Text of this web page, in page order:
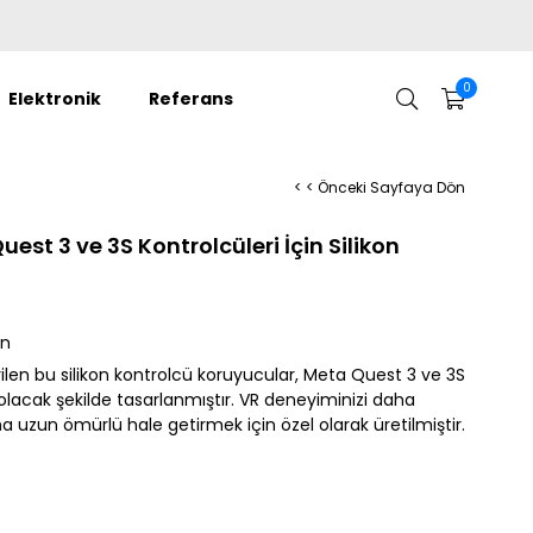
0
Elektronik Referans
< < Önceki Sayfaya Dön
3 ve 3S Kontrolcüleri İçin Silikon
bu silikon kontrolcü koruyucular, Meta Quest 3 ve 3S
şekilde tasarlanmıştır. VR deneyiminizi daha
uzun ömürlü hale getirmek için özel olarak üretilmiştir.